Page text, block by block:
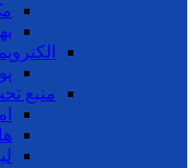
منبع